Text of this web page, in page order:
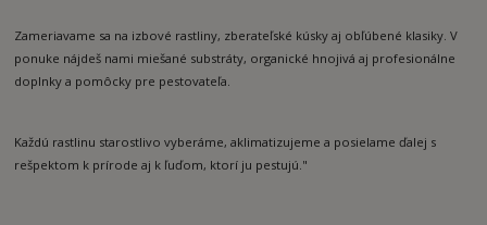
Zameriavame sa na izbové rastliny, zberateľské kúsky aj obľúbené klasiky. V
ponuke nájdeš nami miešané substráty, organické hnojivá aj profesionálne
doplnky a pomôcky pre pestovateľa.
Každú rastlinu starostlivo vyberáme, aklimatizujeme a posielame ďalej s
rešpektom k prírode aj k ľuďom, ktorí ju pestujú."